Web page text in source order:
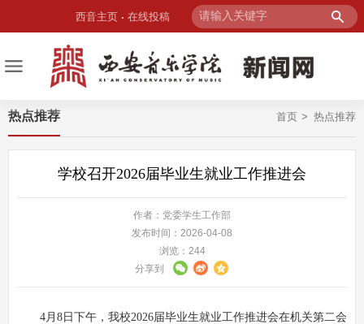
西音主页 在线投稿
首页 热点推荐
热点推荐
学校召开2026届毕业生就业工作推进会
作者：党委学生工作部
发布时间：2026-04-08
浏览： 244
分享到
4月8日下午，我校2026届毕业生就业工作推进会在机关第二会